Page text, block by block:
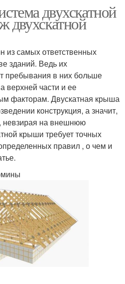
двухскатной
из самых ответственных
зданий. Ведь их
пребывания в них больше
верхней части и ее
факторам. Двускатная крыша
конструкция, а значит,
невзирая на внешнюю
крыши требует точных
правил , о чем и